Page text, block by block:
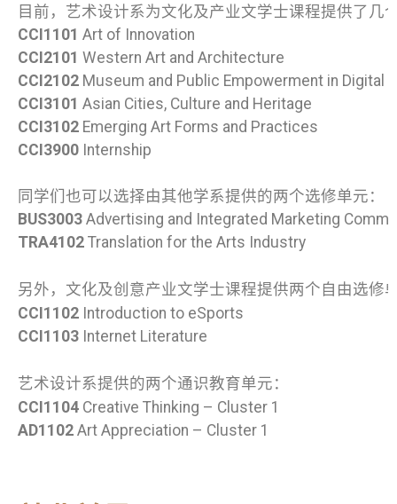
目前，艺术设计系为文化及产业文学士课程提供了几
CCI1101 Art of Innovation
CCI2101 Western Art and Architecture
CCI2102 Museum and Public Empowerment in Digital
CCI3101 Asian Cities, Culture and Heritage
CCI3102 Emerging Art Forms and Practices
CCI3900 Internship
同学们也可以选择由其他学系提供的两个选修单元：
BUS3003 Advertising and Integrated Marketing
TRA4102 Translation for the Arts Industry
另外，文化及创意产业文学士课程提供两个自由选修
CCI1102 Introduction to eSports
CCI1103 Internet Literature
艺术设计系提供的两个通识教育单元：
CCI1104 Creative Thinking – Cluster 1
AD1102 Art Appreciation – Cluster 1